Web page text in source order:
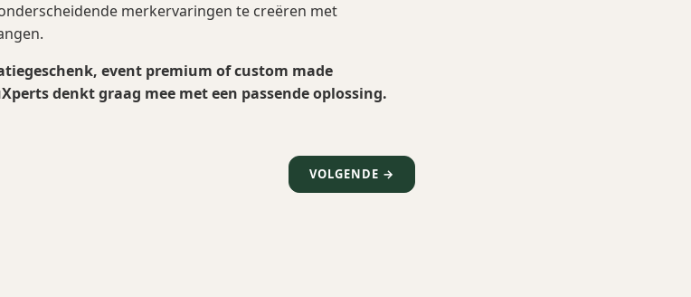
merkervaringen te creëren met
event premium of custom made
denkt graag mee met een passende oplossing.
VOLGENDE →